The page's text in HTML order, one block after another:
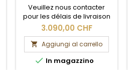
Veuillez nous contacter
pour les délais de livraison
et les frais de port.
3.090,00 CHF
 Aggiungi al carrello
 In magazzino